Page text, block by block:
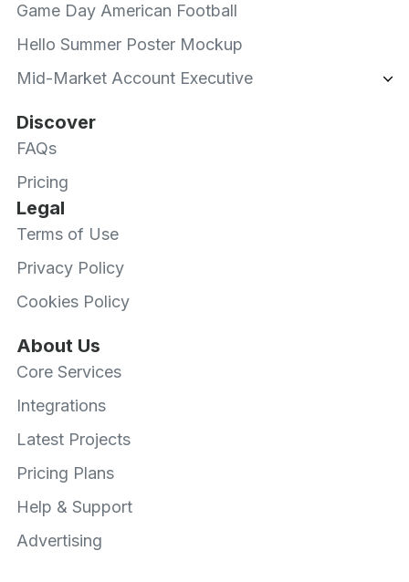
Game Day American Football
Hello Summer Poster Mockup
Mid-Market Account Executive
Discover
FAQs
Pricing
Legal
Terms of Use
Privacy Policy
Cookies Policy
About Us
Core Services
Integrations
Latest Projects
Pricing Plans
Help & Support
Advertising